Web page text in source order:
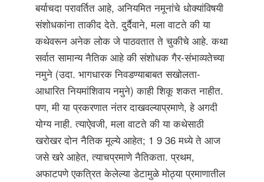
बर्याचदा परावर्तित आहे, अनियमित नमूनांचे धोक्यांविषयी
संशोधकांना ताकीद देते. दुर्दैवाने, मला वाटते की या
कथेवरून अनेक लोक जे पाठवतात ते चुकीचे आहे. कथा
सर्वात सामान्य नैतिक आहे की संशोधक गैर-संभाव्यतेच्या
नमुने (उदा. भागधारक निवडण्याबाबत सखोलता-
आधारित नियमांशिवाय नमुने) काही शिकू शकत नाहीत.
पण, मी या प्रकरणात नंतर दाखवल्याप्रमाणे, हे अगदी
योग्य नाही. त्याऐवजी, मला वाटते की या कथेसाठी
खरोखर दोन नैतिक मूल्ये आहेत; 1 9 36 मध्ये ते आज
जसे खरे आहेत, त्याचप्रमाणे नैतिकता. प्रथम,
अफाटपणे एकत्रित केलेल्या डेटामुळे मोठ्या प्रमाणातील